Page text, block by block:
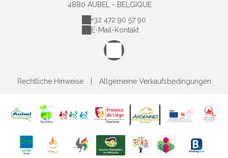
4880 AUBEL - BELGIQUE
+32 472 90 57 90
E-Mail-Kontakt
Rechtliche Hinweise Allgemeine Verkaufsbedingungen